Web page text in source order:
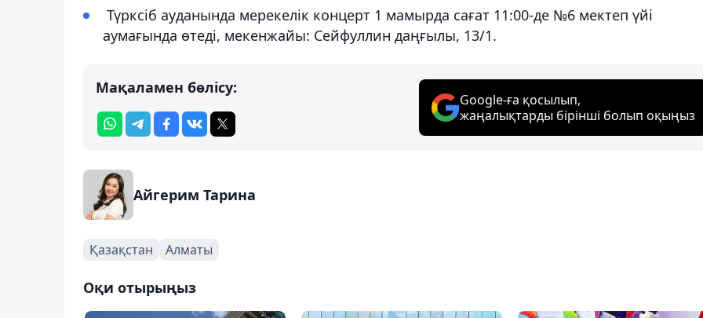
Түрксіб ауданында мерекелік концерт 1 мамырда сағат 11:00-де №6 мектеп үйі
аумағында өтеді, мекенжайы: Сейфуллин даңғылы, 13/1.
Мақаламен бөлісу:
Google-ға қосылып,
жаңалықтарды бірінші болып оқыңыз
Айгерим Тарина
Қазақстан Алматы
Оқи отырыңыз